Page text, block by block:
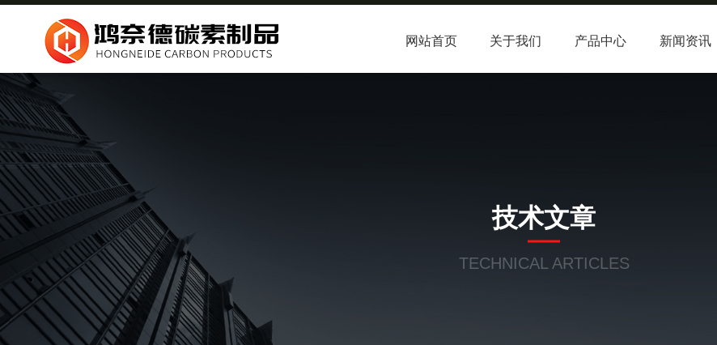
网站首页 关于我们 产品中心 新闻资讯
技术文章
TECHNICAL ARTICLES